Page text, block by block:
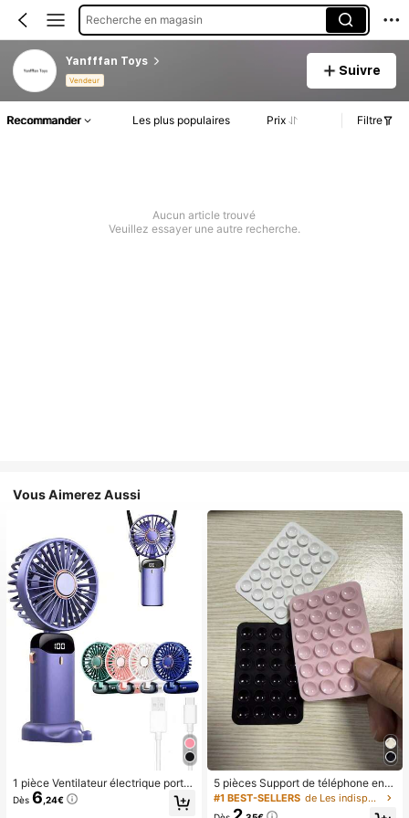
Recherche en magasin
Yanfffan Toys
Vendeur
Suivre
Recommander Les plus populaires Prix Filtre
Aucun article trouvé
Veuillez essayer une autre recherche.
Vous Aimerez Aussi
1 pièce Ventilateur électrique porta
ble mini, ventilateur portable rechar
geable USB, ventilateur de cou, ve
Dès 6 ,24€
5 pièces Support de téléphone en si
licone avec ventouse, support de té
léphone à ventouse, support de télé
#1 BEST-SELLERS de Les indispensables pour voyager en été Essentie